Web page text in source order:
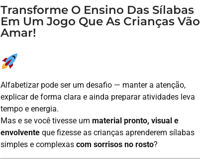
Transforme O Ensino Das Sílabas
Em Um Jogo Que As Crianças Vão
Amar!
Alfabetizar pode ser um desafio — manter a atenção,
explicar de forma clara e ainda preparar atividades leva
tempo e energia.
Mas e se você tivesse um material pronto, visual e
envolvente que fizesse as crianças aprenderem sílabas
simples e complexas com sorrisos no rosto?